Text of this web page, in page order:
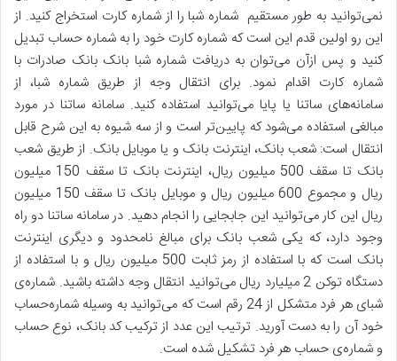
نمی‌توانید به طور مستقیم شماره شبا را از شماره کارت استخراج کنید. از
این رو اولین قدم این است که شماره کارت خود را به شماره حساب تبدیل
کنید و پس ازآن می‌توان به دریافت شماره شبا بانک بانک صادرات با
شماره کارت اقدام نمود. برای انتقال وجه از طریق شماره شبا، از
سامانه‌های ساتنا یا پایا می‌توانید استفاده کنید. سامانه ساتنا در مورد
مبالغی استفاده می‌شود که پایین‌تر است و از سه شیوه به این شرح قابل
انتقال است: شعب بانک، اینترنت بانک و یا موبایل بانک. از طریق شعب
بانک تا سقف 500 میلیون ریال، اینترنت بانک تا سقف 150 میلیون
ریال و مجموع 600 میلیون ریال و موبایل بانک تا سقف 150 میلیون
ریال این کار می‌توانید این جابجایی را انجام دهید. در سامانه ساتنا دو راه
وجود دارد، که یکی شعب بانک برای مبالغ نامحدود و دیگری اینترنت
بانک است که با استفاده از رمز ثابت 500 میلیون ریال و با استفاده از
دستگاه توکن 2 میلیارد ریال می‌توانید انتقال وجه داشته باشید. شماره‌ی
شبای هر فرد متشکل از 24 رقم است که می‌توانید به وسیله شماره‌حساب
خود آن را به دست آورید. ترتیب این عدد از ترکیب کد بانک، نوع حساب
و شماره‌ی حساب هر فرد تشکیل شده است.